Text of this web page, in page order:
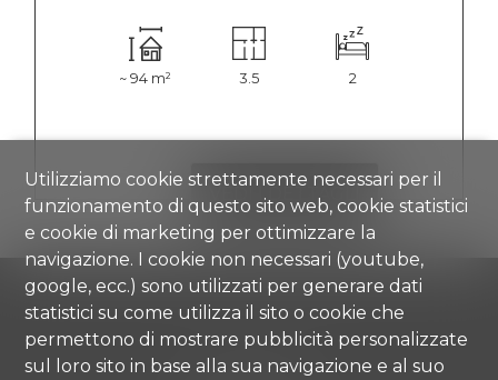
~ 94 m² 3.5 2
VEDI I DETTAGLI
Comisa SA
Utilizziamo cookie strettamente necessari per il
funzionamento di questo sito web, cookie statistici
e cookie di marketing per ottimizzare la
navigazione. I cookie non necessari (youtube,
google, ecc.) sono utilizzati per generare dati
statistici su come utilizza il sito o cookie che
permettono di mostrare pubblicità personalizzate
sul loro sito in base alla sua navigazione e al suo